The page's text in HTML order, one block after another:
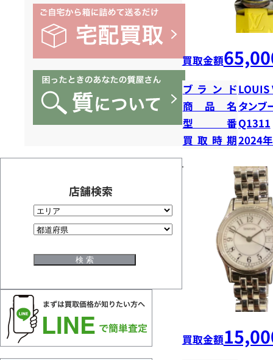
店舗検索
買取金額
ブランドLOUIS
商品名 タンブ
型番Q1311
買取時期2024
買取金額